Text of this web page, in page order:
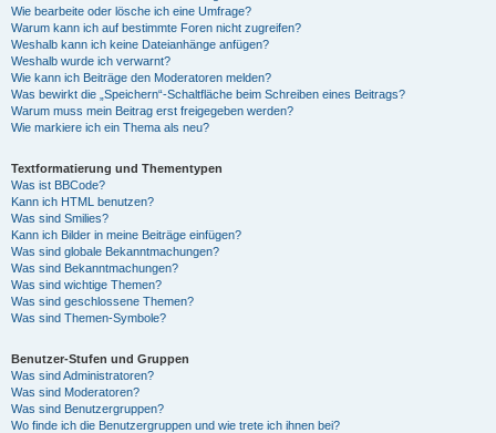
Wie bearbeite oder lösche ich eine Umfrage?
Warum kann ich auf bestimmte Foren nicht zugreifen?
Weshalb kann ich keine Dateianhänge anfügen?
Weshalb wurde ich verwarnt?
Wie kann ich Beiträge den Moderatoren melden?
Was bewirkt die „Speichern“-Schaltfläche beim Schreiben eines Beitrags?
Warum muss mein Beitrag erst freigegeben werden?
Wie markiere ich ein Thema als neu?
Textformatierung und Thementypen
Was ist BBCode?
Kann ich HTML benutzen?
Was sind Smilies?
Kann ich Bilder in meine Beiträge einfügen?
Was sind globale Bekanntmachungen?
Was sind Bekanntmachungen?
Was sind wichtige Themen?
Was sind geschlossene Themen?
Was sind Themen-Symbole?
Benutzer-Stufen und Gruppen
Was sind Administratoren?
Was sind Moderatoren?
Was sind Benutzergruppen?
Wo finde ich die Benutzergruppen und wie trete ich ihnen bei?